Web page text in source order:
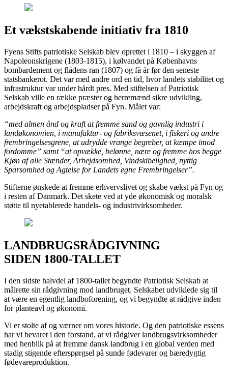
Et vækstskabende initiativ fra 1810
Fyens Stifts patriotiske Selskab blev oprettet i 1810 – i skyggen af
Napoleonskrigene (1803-1815), i kølvandet på Københavns
bombardement og flådens ran (1807) og få år før den seneste
statsbankerot. Det var med andre ord en tid, hvor landets stabilitet og
infrastruktur var under hårdt pres. Med stiftelsen af Patriotisk
Selskab ville en række præster og herremænd sikre udvikling,
arbejdskraft og arbejdspladser på Fyn. Målet var:
“med almen ånd og kraft at fremme sand og gavnlig industri i
landøkonomien, i manufaktur- og fabriksvæsenet, i fiskeri og andre
frembringelsesgrene, at udrydde vrange begreber, at kæmpe imod
fordomme” samt “at opvække, belønne, nære og fremme hos begge
Kjøn af alle Stænder, Arbejdsomhed, Vindskibelighed, nyttig
Sparsomhed og Agtelse for Landets egne Frembringelser”.
Stifterne ønskede at fremme erhvervslivet og skabe vækst på Fyn og
i resten af Danmark. Det skete ved at yde økonomisk og moralsk
støtte til nyetablerede handels- og industrivirksomheder.
LANDBRUGSRÅDGIVNING
SIDEN 1800-TALLET
I den sidste halvdel af 1800-tallet begyndte Patriotisk Selskab at
målrette sin rådgivning mod landbruget. Selskabet udviklede sig til
at være en egentlig landboforening, og vi begyndte at rådgive inden
for planteavl og økonomi.
Vi er stolte af og værner om vores historie. Og den patriotiske essens
har vi bevaret i den forstand, at vi rådgiver landbrugsvirksomheder
med henblik på at fremme dansk landbrug i en global verden med
stadig stigende efterspørgsel på sunde fødevarer og bæredygtig
fødevareproduktion.